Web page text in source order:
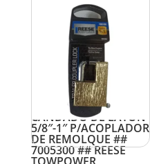
CANDADO DE LATON
5/8″-1″ P/ACOPLADOR
DE REMOLQUE ##
7005300 ## REESE